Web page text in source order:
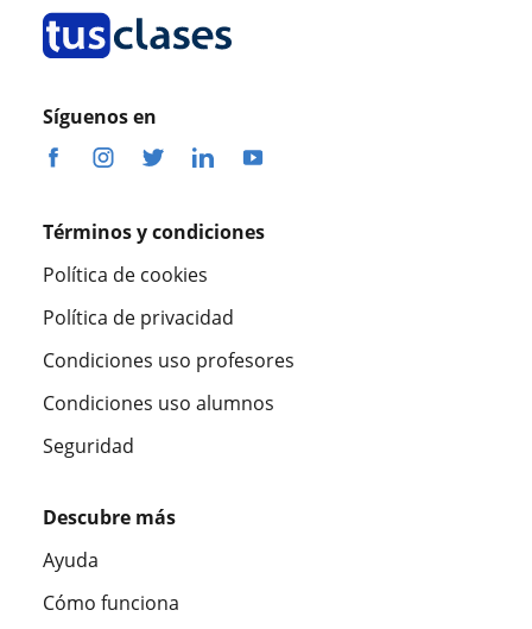
Síguenos en
Términos y condiciones
Política de cookies
Política de privacidad
Condiciones uso profesores
Condiciones uso alumnos
Seguridad
Descubre más
Ayuda
Cómo funciona